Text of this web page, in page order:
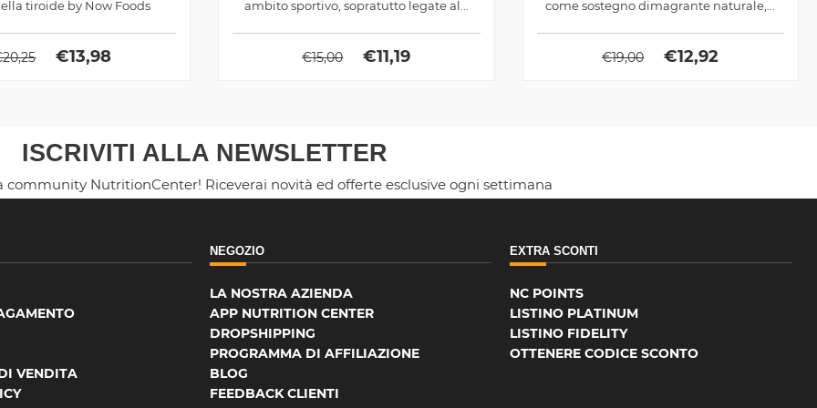
tiroide by Now Foods
20,25 €13,98
ambito sportivo, sopratutto legate al...
€15,00 €11,19
come sostegno dimagrante naturale,...
€19,00 €12,92
ISCRIVITI ALLA NEWSLETTER
community NutritionCenter! Riceverai novità ed offerte esclusive ogni settimana
VENDITA
NEGOZIO
LA NOSTRA AZIENDA
APP NUTRITION CENTER
DROPSHIPPING
PROGRAMMA DI AFFILIAZIONE
BLOG
FEEDBACK CLIENTI
EXTRA SCONTI
NC POINTS
LISTINO PLATINUM
LISTINO FIDELITY
OTTENERE CODICE SCONTO